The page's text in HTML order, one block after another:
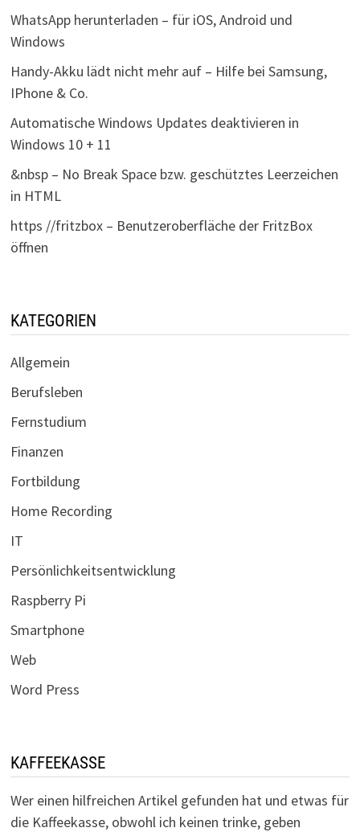
WhatsApp herunterladen – für iOS, Android und
Windows
Handy-Akku lädt nicht mehr auf – Hilfe bei Samsung,
IPhone & Co.
Automatische Windows Updates deaktivieren in
Windows 10 + 11
&nbsp – No Break Space bzw. geschütztes Leerzeichen
in HTML
https //fritzbox – Benutzeroberfläche der FritzBox
öffnen
KATEGORIEN
Allgemein
Berufsleben
Fernstudium
Finanzen
Fortbildung
Home Recording
IT
Persönlichkeitsentwicklung
Raspberry Pi
Smartphone
Web
Word Press
KAFFEEKASSE
Wer einen hilfreichen Artikel gefunden hat und etwas für
die Kaffeekasse, obwohl ich keinen trinke, geben